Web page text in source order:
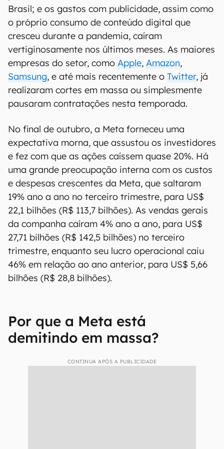
Brasil; e os gastos com publicidade, assim como
o próprio consumo de conteúdo digital que
cresceu durante a pandemia, caíram
vertiginosamente nos últimos meses. As maiores
empresas do setor, como Apple, Amazon,
Samsung, e até mais recentemente o Twitter, já
realizaram cortes em massa ou simplesmente
pausaram contratações nesta temporada.
No final de outubro, a Meta forneceu uma
expectativa morna, que assustou os investidores
e fez com que as ações caíssem quase 20%. Há
uma grande preocupação interna com os custos
e despesas crescentes da Meta, que saltaram
19% ano a ano no terceiro trimestre, para US$
22,1 bilhões (R$ 113,7 bilhões). As vendas gerais
da companha caíram 4% ano a ano, para US$
27,71 bilhões (R$ 142,5 bilhões) no terceiro
trimestre, enquanto seu lucro operacional caiu
46% em relação ao ano anterior, para US$ 5,66
bilhões (R$ 28,8 bilhões).
Por que a Meta está
demitindo em massa?
CONTINUA APÓS A PUBLICIDADE